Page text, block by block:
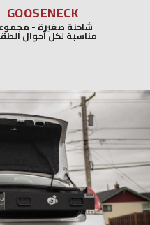
GOOSENECK
شاحنة صغيرة - مجموعة
مناسبة لكل أحوال الطقس